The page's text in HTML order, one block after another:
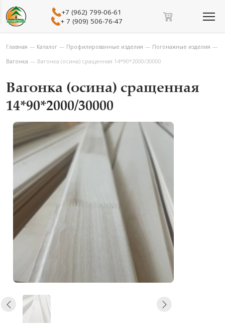
+7 (962) 799-06-61
+ 7 (909) 506-76-47
Главная — Каталог — Профилированные изделия — Погонажные изделия —
Вагонка — Вагонка (осина) сращенная 14*90*2000/30000
Вагонка (осина) сращенная
14*90*2000/30000